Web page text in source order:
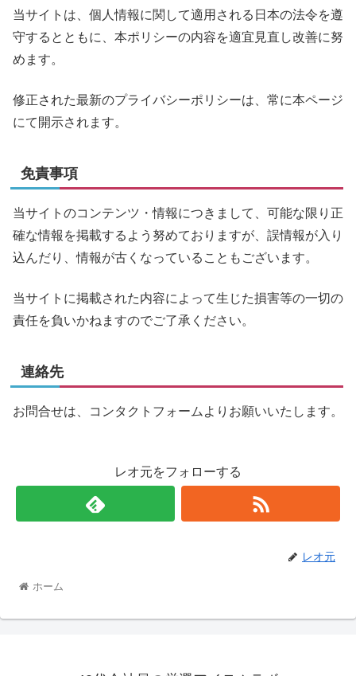
当サイトは、個人情報に関して適用される日本の法令を遵
守するとともに、本ポリシーの内容を適宜見直し改善に努
めます。
修正された最新のプライバシーポリシーは、常に本ページ
にて開示されます。
免責事項
当サイトのコンテンツ・情報につきまして、可能な限り正
確な情報を掲載するよう努めておりますが、誤情報が入り
込んだり、情報が古くなっていることもございます。
当サイトに掲載された内容によって生じた損害等の一切の
責任を負いかねますのでご了承ください。
連絡先
お問合せは、コンタクトフォームよりお願いいたします。
レオ元をフォローする
レオ元
ホーム